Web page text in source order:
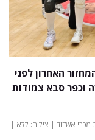
(המחזור האחרון לפני
וכפר סבא צמודות
אדיבות מכבי אשדוד | צילום: ללא |